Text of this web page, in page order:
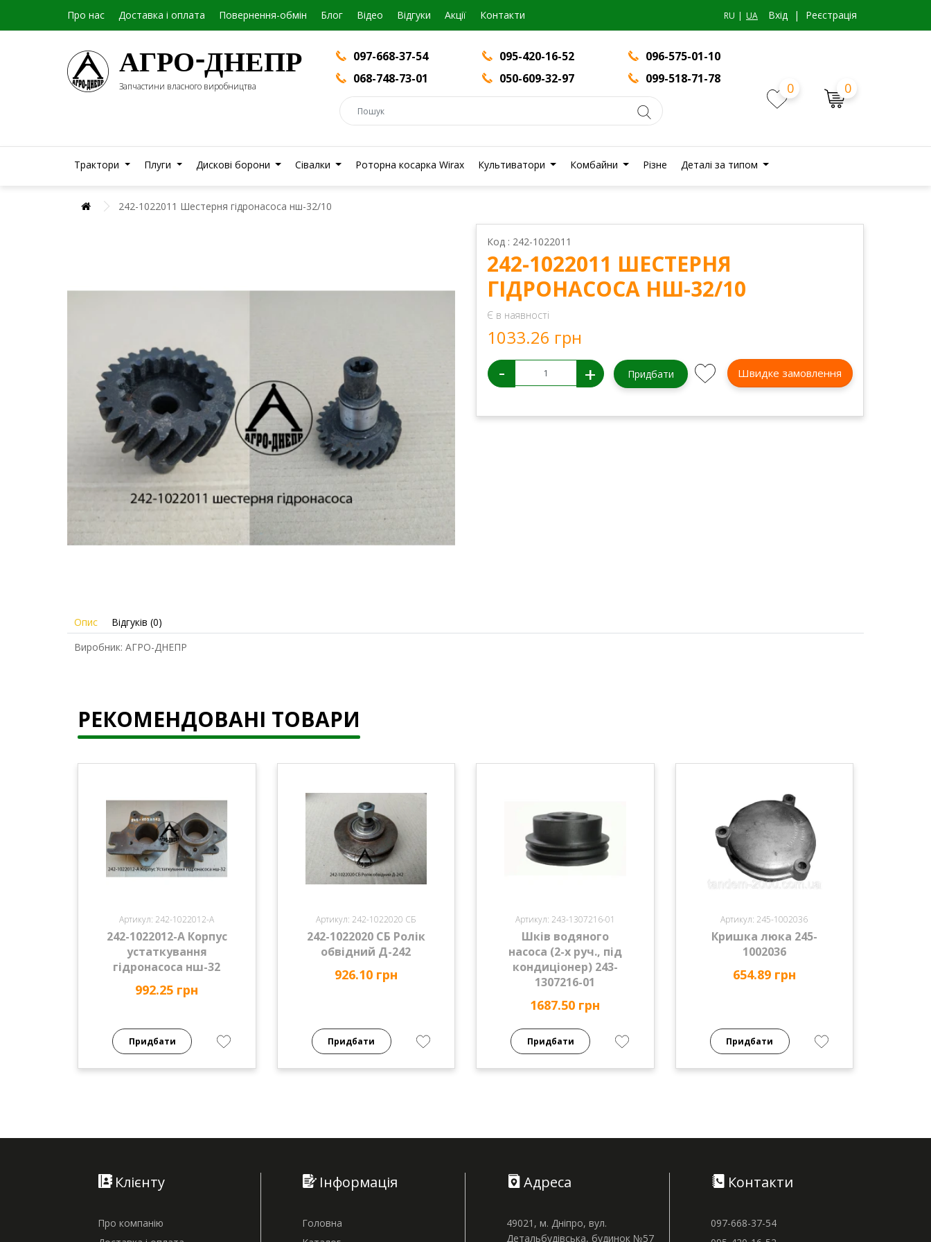
Про нас Доставка і оплата Повернення-обмін Блог Вiдео Відгуки Акції Контакти RU UA Вхiд | Реєстрація
АГРО-ДНЕПР
Запчастини власного виробництва
097-668-37-54 095-420-16-52
096-575-01-10
068-748-73-01
050-609-32-97 099-518-71-78
0 0
Трактори Плуги Дискові борони Сівалки Роторна косарка Wirax Культиватори Комбайни Різне Деталі за типом
242-1022011 Шестерня гідронасоса нш-32/10
Код : 242-1022011
242-1022011 ШЕСТЕРНЯ
ГІДРОНАСОСА НШ-32/10
Є в наявності
1033.26 грн
- + Придбати Швидке замовлення
Опис
Відгуків (0)
Виробник: АГРО-ДНЕПР
РЕКОМЕНДОВАНІ ТОВАРИ
Артикул: 242-1022012-А
242-1022012-А Корпус
устаткування
гідронасоса нш-32
992.25 грн
Придбати
Артикул: 242-1022020 СБ
242-1022020 СБ Ролік
обвідний Д-242
926.10 грн
Придбати
Артикул: 243-1307216-01
Шків водяного
насоса (2-х руч., під
кондиціонер) 243-
1307216-01
1687.50 грн
Придбати
Артикул: 245-1002036
Кришка люка 245-
1002036
654.89 грн
Придбати
Клієнту
Про компанію
Інформація
Головна
Адреса
49021, м. Дніпро, вул.
Детальбудівська, будинок №57
Контакти
097-668-37-54